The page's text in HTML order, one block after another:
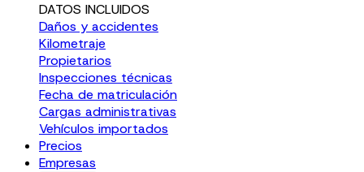
DATOS INCLUIDOS
Daños y accidentes
Kilometraje
Propietarios
Inspecciones técnicas
Fecha de matriculación
Cargas administrativas
Vehículos importados
Precios
Empresas